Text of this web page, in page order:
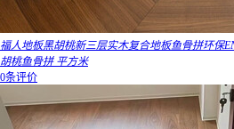
福人地板黑胡桃新三层实木复合地板鱼骨拼环保
胡桃鱼骨拼 平方米
0条评价